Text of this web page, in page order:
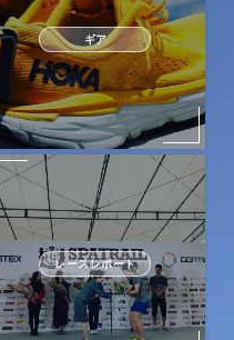
ギア
レースレポート